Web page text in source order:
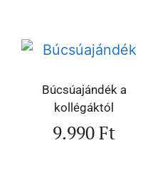
Búcsúajándék a
kollégáktól
9.990Ft